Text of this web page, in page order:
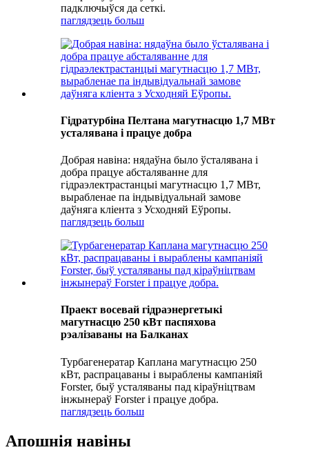
падключыўся да сеткі.
паглядзець больш
Гідратурбіна Пелтана магутнасцю 1,7 МВт
усталявана і працуе добра
Добрая навіна: нядаўна было ўсталявана і
добра працуе абсталяванне для
гідраэлектрастанцыі магутнасцю 1,7 МВт,
вырабленае па індывідуальнай замове
даўняга кліента з Усходняй Еўропы.
паглядзець больш
Праект восевай гідраэнергетыкі
магутнасцю 250 кВт паспяхова
рэалізаваны на Балканах
Турбагенератар Каплана магутнасцю 250
кВт, распрацаваны і выраблены кампаніяй
Forster, быў усталяваны пад кіраўніцтвам
інжынераў Forster і працуе добра.
паглядзець больш
Апошнія навіны